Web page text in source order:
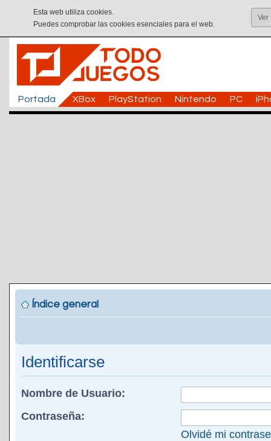
Esta web utiliza cookies.
Puedes comprobar las cookies esenciales para el web.
Ver
Portada XBox PlayStation Nintendo PC
Índice general
Identificarse
Nombre de Usuario:
Contraseña:
Olvidé mi